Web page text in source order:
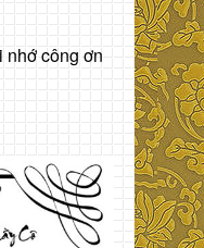
nhớ công ơn